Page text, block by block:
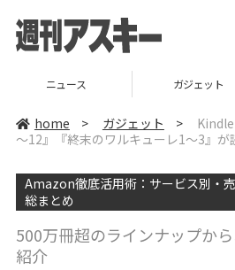
ニュース ガジェット
home > ガジェット >
～12』『終末のワルキューレ1～3』が
Amazon徹底活用術：サービス別・
総まとめ
500万冊超のラインナップか
紹介